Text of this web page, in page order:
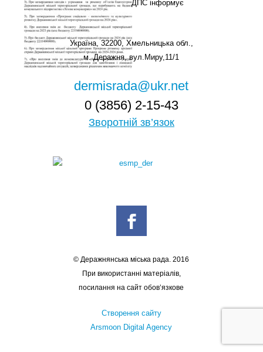
ДПС інформує
Україна, 32200, Хмельницька обл.,
м. Деражня, вул.Миру,11/1
dermisrada@ukr.net
0 (3856) 2-15-43
Зворотній зв’язок
© Деражнянська міська рада. 2016
При використанні матеріалів,
посилання на сайт обов’язкове
Створення сайту
Arsmoon Digital Agency